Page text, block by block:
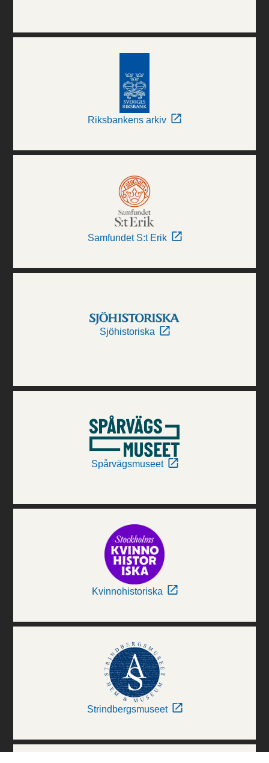
Riksbankens arkiv
Samfundet S:t Erik
Sjöhistoriska
Spårvägsmuseet
Kvinnohistoriska
Strindbergsmuseet